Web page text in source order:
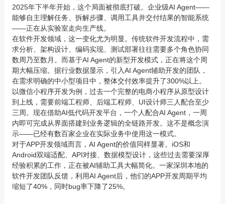
2025年下半年开始，这个局面被彻底打破。企业级AI Agent——
能够自主理解任务、拆解步骤、调用工具并交付结果的智能系统
——正在从实验室走向生产线。
在软件开发领域，这一变化尤为明显。传统软件开发流程中，需
求分析、架构设计、编码实现、测试部署往往需要多个角色协同
数周乃至数月。而基于AI Agent的新型开发模式，正在将这个周
期大幅压缩。据行业数据显示，引入AI Agent辅助开发的团队，
在需求明确的中小型项目中，整体交付效率提升了300%以上。
以微信小程序开发为例，过去一个完整的电商小程序从原型设计
到上线，需要前端工程师、后端工程师、UI设计师三人配合至少
三周。现在借助AI低代码开发平台，一个人配合AI Agent，一周
内即可完成从界面搭建到业务逻辑的全链路开发。这不是概念演
示——已经有数百家企业在实际业务中使用这一模式。
对于APP开发领域而言，AI Agent的价值同样显著。iOS和
Android双端适配、API对接、数据模型设计，这些过去需要深厚
经验积累的工作，正在被AI辅助工具大幅简化。一家深圳本地的
软件开发团队反馈，利用AI Agent后，他们的APP开发周期平均
缩短了40%，同时bug率下降了25%。